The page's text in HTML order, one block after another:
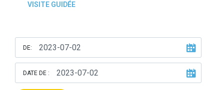
VISITE GUIDÉE
DE:
DATE DE :